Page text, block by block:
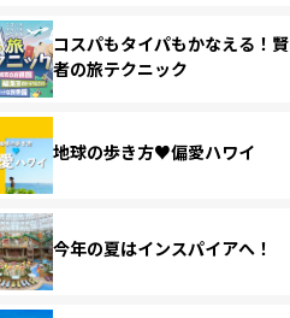
コスパもタイパもかなえる！賢
者の旅テクニック
地球の歩き方♥偏愛ハワイ
今年の夏はインスパイアへ！